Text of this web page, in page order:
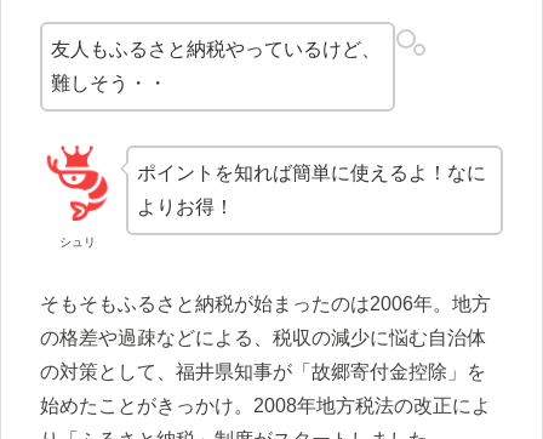
友人もふるさと納税やっているけど、
難しそう・・
シュリ
ポイントを知れば簡単に使えるよ！なに
よりお得！
そもそもふるさと納税が始まったのは2006年。地方
の格差や過疎などによる、税収の減少に悩む自治体
の対策として、福井県知事が「故郷寄付金控除」を
始めたことがきっかけ。2008年地方税法の改正によ